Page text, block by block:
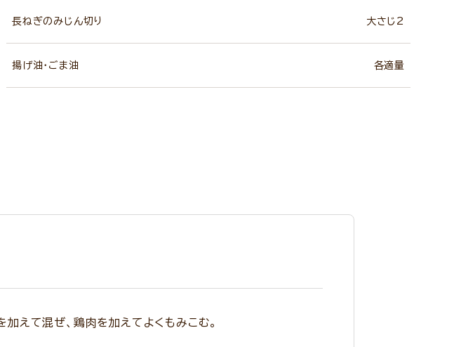
長ねぎのみじん切り 大さじ2
揚げ油・ごま油 各適量
えて混ぜ、鶏肉を加えてよくもみこむ。